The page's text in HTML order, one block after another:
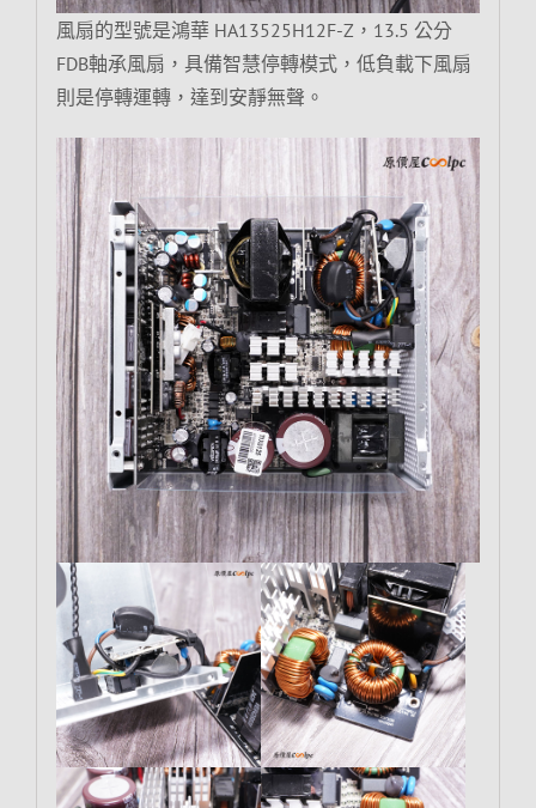
風扇的型號是鴻華 HA13525H12F-Z，13.5 公分
FDB軸承風扇，具備智慧停轉模式，低負載下風扇
則是停轉運轉，達到安靜無聲。